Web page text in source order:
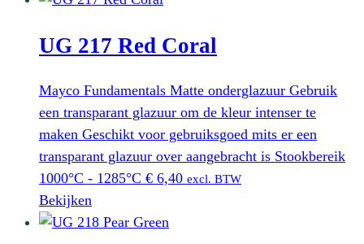
kan
gekozen
op
de
productpagina
UG 217 Red Coral
Mayco Fundamentals Matte onderglazuur Gebruik
een transparant glazuur om de kleur intenser te
maken Geschikt voor gebruiksgoed mits er een
transparant glazuur over aangebracht is Stookbereik
1000°C - 1285°C € 6,40 excl. BTW
Bekijken